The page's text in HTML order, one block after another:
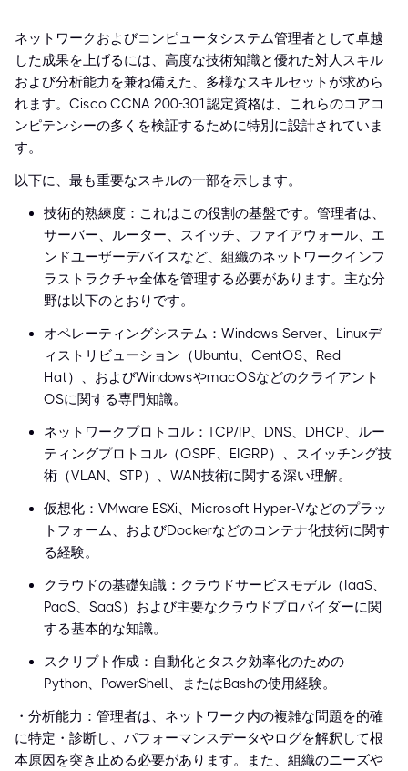
ネットワークおよびコンピュータシステム管理者として卓越
した成果を上げるには、高度な技術知識と優れた対人スキル
および分析能力を兼ね備えた、多様なスキルセットが求めら
れます。Cisco CCNA 200-301認定資格は、これらのコアコ
ンピテンシーの多くを検証するために特別に設計されていま
す。
以下に、最も重要なスキルの一部を示します。
技術的熟練度：これはこの役割の基盤です。管理者は、
サーバー、ルーター、スイッチ、ファイアウォール、エ
ンドユーザーデバイスなど、組織のネットワークインフ
ラストラクチャ全体を管理する必要があります。主な分
野は以下のとおりです。
オペレーティングシステム：Windows Server、Linuxデ
ィストリビューション（Ubuntu、CentOS、Red
Hat）、およびWindowsやmacOSなどのクライアント
OSに関する専門知識。
ネットワークプロトコル：TCP/IP、DNS、DHCP、ルー
ティングプロトコル（OSPF、EIGRP）、スイッチング技
術（VLAN、STP）、WAN技術に関する深い理解。
仮想化：VMware ESXi、Microsoft Hyper-Vなどのプラッ
トフォーム、およびDockerなどのコンテナ化技術に関す
る経験。
クラウドの基礎知識：クラウドサービスモデル（IaaS、
PaaS、SaaS）および主要なクラウドプロバイダーに関
する基本的な知識。
スクリプト作成：自動化とタスク効率化のための
Python、PowerShell、またはBashの使用経験。
・分析能力：管理者は、ネットワーク内の複雑な問題を的確
に特定・診断し、パフォーマンスデータやログを解釈して根
本原因を突き止める必要があります。また、組織のニーズや